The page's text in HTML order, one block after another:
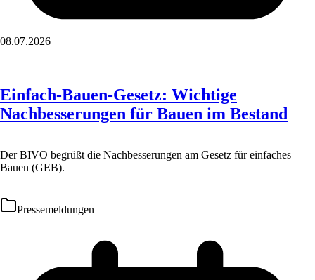
08.07.2026
Einfach-Bauen-Gesetz: Wichtige
Nachbesserungen für Bauen im Bestand
Der BIVO begrüßt die Nachbesserungen am Gesetz für einfaches
Bauen (GEB).
Pressemeldungen